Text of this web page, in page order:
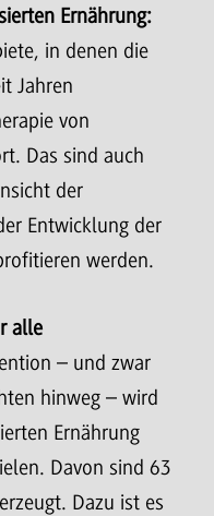
Ernährung:
in denen die
Jahren
von
Das sind auch
der
Entwicklung der
werden.
alle
– und zwar
hinweg – wird
Ernährung
Davon sind 63
Dazu ist es